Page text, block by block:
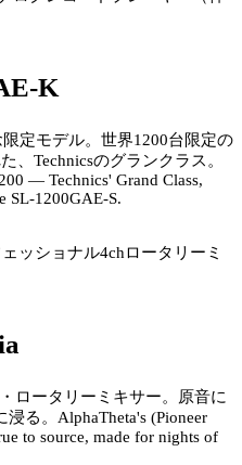
K
定モデル。世界1200台限定の
、Technicsのグランクラス。
— Technics' Grand Class,
SL-1200GAE-S.
ロータリーミキサー。原音に
る。 AlphaTheta's (Pioneer
to source, made for nights of